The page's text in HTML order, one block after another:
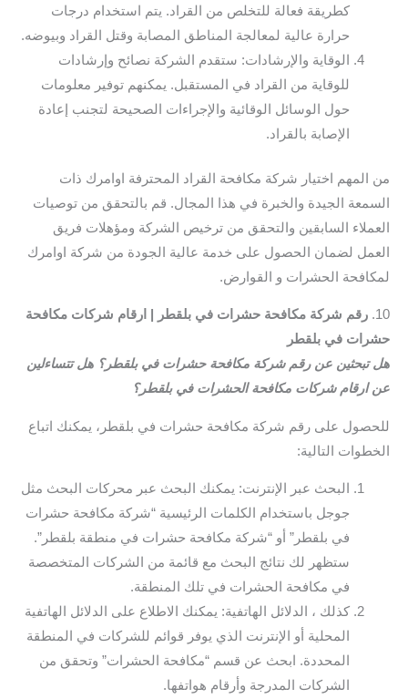
كطريقة فعالة للتخلص من القراد. يتم استخدام درجات
حرارة عالية لمعالجة المناطق المصابة وقتل القراد وبيوضه.
الوقاية والإرشادات: ستقدم الشركة نصائح وإرشادات
للوقاية من القراد في المستقبل. يمكنهم توفير معلومات
حول الوسائل الوقائية والإجراءات الصحيحة لتجنب إعادة
الإصابة بالقراد.
من المهم اختيار شركة مكافحة القراد المحترفة اوامرك ذات
السمعة الجيدة والخبرة في هذا المجال. قم بالتحقق من توصيات
العملاء السابقين والتحقق من ترخيص الشركة ومؤهلات فريق
العمل لضمان الحصول على خدمة عالية الجودة من شركة اوامرك
لمكافحة الحشرات و القوارض.
10. رقم شركة مكافحة حشرات في بلقطر | ارقام شركات مكافحة
حشرات في بلقطر
هل تبحثين عن رقم شركة مكافحة حشرات في بلقطر؟ هل تتساءلين
عن ارقام شركات مكافحة الحشرات في بلقطر؟
للحصول على رقم شركة مكافحة حشرات في بلقطر، يمكنك اتباع
الخطوات التالية:
البحث عبر الإنترنت: يمكنك البحث عبر محركات البحث مثل
جوجل باستخدام الكلمات الرئيسية “شركة مكافحة حشرات
في بلقطر” أو “شركة مكافحة حشرات في منطقة بلقطر”.
ستظهر لك نتائج البحث مع قائمة من الشركات المتخصصة
في مكافحة الحشرات في تلك المنطقة.
كذلك ، الدلائل الهاتفية: يمكنك الاطلاع على الدلائل الهاتفية
المحلية أو الإنترنت الذي يوفر قوائم للشركات في المنطقة
المحددة. ابحث عن قسم “مكافحة الحشرات” وتحقق من
الشركات المدرجة وأرقام هواتفها.